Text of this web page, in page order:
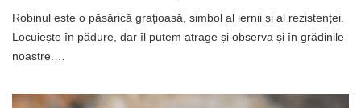
Robinul este o păsărică grațioasă, simbol al iernii și al rezistenței.
Locuiește în pădure, dar îl putem atrage și observa și în grădinile
noastre.…